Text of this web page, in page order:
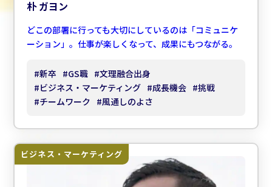
朴 ガヨン
どこの部署に行っても大切にしているのは「コミュニケ
ーション」。仕事が楽しくなって、成果にもつながる。
#新卒 #GS職 #文理融合出身
#ビジネス・マーケティング #成長機会 #挑戦
#チームワーク #風通しのよさ
ビジネス・マーケティング